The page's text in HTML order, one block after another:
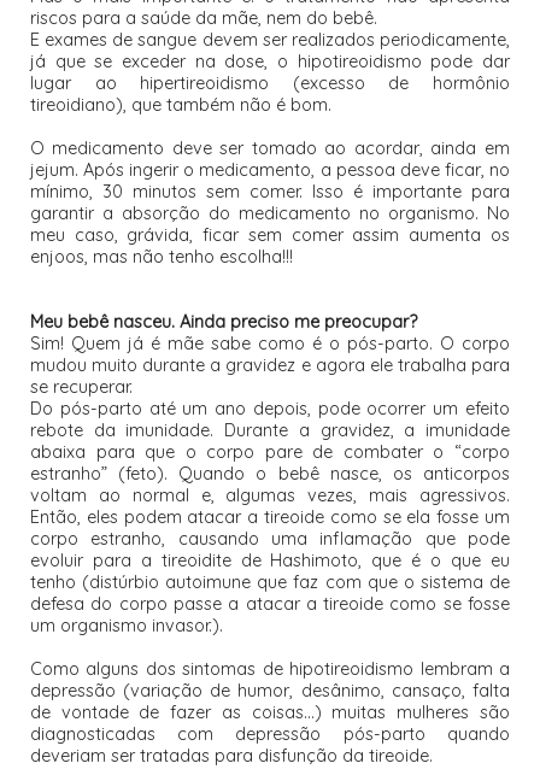
riscos para a saúde da mãe, nem do bebê.
E exames de sangue devem ser realizados periodicamente,
já que se exceder na dose, o hipotireoidismo pode dar
lugar ao hipertireoidismo (excesso de hormônio
tireoidiano), que também não é bom.
O medicamento deve ser tomado ao acordar, ainda em
jejum. Após ingerir o medicamento, a pessoa deve ficar, no
mínimo, 30 minutos sem comer. Isso é importante para
garantir a absorção do medicamento no organismo. No
meu caso, grávida, ficar sem comer assim aumenta os
enjoos, mas não tenho escolha!!!
Meu bebê nasceu. Ainda preciso me preocupar?
Sim! Quem já é mãe sabe como é o pós-parto. O corpo
mudou muito durante a gravidez e agora ele trabalha para
se recuperar.
Do pós-parto até um ano depois, pode ocorrer um efeito
rebote da imunidade. Durante a gravidez, a imunidade
abaixa para que o corpo pare de combater o “corpo
estranho” (feto). Quando o bebê nasce, os anticorpos
voltam ao normal e, algumas vezes, mais agressivos.
Então, eles podem atacar a tireoide como se ela fosse um
corpo estranho, causando uma inflamação que pode
evoluir para a tireoidite de Hashimoto, que é o que eu
tenho (distúrbio autoimune que faz com que o sistema de
defesa do corpo passe a atacar a tireoide como se fosse
um organismo invasor.).
Como alguns dos sintomas de hipotireoidismo lembram a
depressão (variação de humor, desânimo, cansaço, falta
de vontade de fazer as coisas...) muitas mulheres são
diagnosticadas com depressão pós-parto quando
deveriam ser tratadas para disfunção da tireoide.